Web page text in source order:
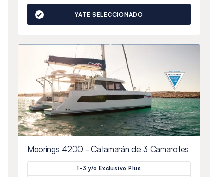
YATE SELECCIONADO
Moorings 4200 - Catamarán de 3 Camarotes
1-3 y/o Exclusivo Plus